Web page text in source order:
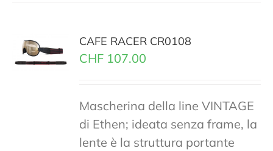
CAFE RACER CR0108
CHF 107.00
Mascherina della line VINTAGE
di Ethen; ideata senza frame, la
lente è la struttura portante